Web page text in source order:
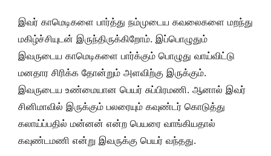
இவர் காமெடிகளை பார்த்து நம்முடைய கவலைகளை மறந்து
மகிழ்ச்சியுடன் இருந்திருக்கிறோம். இப்பொழுதும்
இவருடைய காமெடிகளை பார்க்கும் பொழுது வாய்விட்டு
மனதார சிரிக்க தோன்றும் அளவிற்கு இருக்கும்.
இவருடைய உண்மையான பெயர் சுப்பிரமணி. ஆனால் இவர்
சினிமாவில் இருக்கும் பலரையும் கவுண்டர் கொடுத்து
கலாய்ப்பதில் மன்னன் என்ற பெயரை வாங்கியதால்
கவுண்டமணி என்று இவருக்கு பெயர் வந்தது.